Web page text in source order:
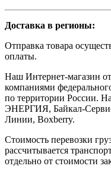
Доставка в регионы:
Отправка товара
оплаты.
Наш Интернет-магазин
компаниями
по территории России.
ЭНЕРГИЯ, Байкал-
Линии, Boxberry.
Стоимость перевозки
рассчитывается
отдельно от стоимости